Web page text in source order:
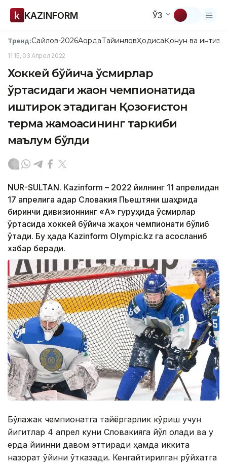
KAZINFORM ЎЗ
Тренд:Сайлов-2026АқордаТайинловҲодисаҚонун ва
11:15, 03 Апрел 2022
Хоккей бўйича ўсмирлар
ўртасидаги жаҳон чемпионатида
иштирок этадиган Қозоғистон
терма жамоасининг таркиби
маълум бўлди
NUR-SULTAN. Кazinform – 2022 йилнинг 11 апрелидан
17 апрелига қадар Словакия Пьештяни шаҳрида
биринчи дивизионнинг «А» гуруҳида ўсмирлар
ўртасида хоккей бўйича жаҳон чемпионати бўлиб
ўтади. Бу ҳақда Kazinform Оlympic.kz га асосланиб
хабар беради.
Бўлажак чемпионатга тайёргарлик кўриш учун
йигитлар 4 апрел куни Словакияга йўл олади ва у
ерда йиғинни давом эттиради ҳамда иккита
назорат ўйини ўтказади. Кенгайтирилган рўйхатга